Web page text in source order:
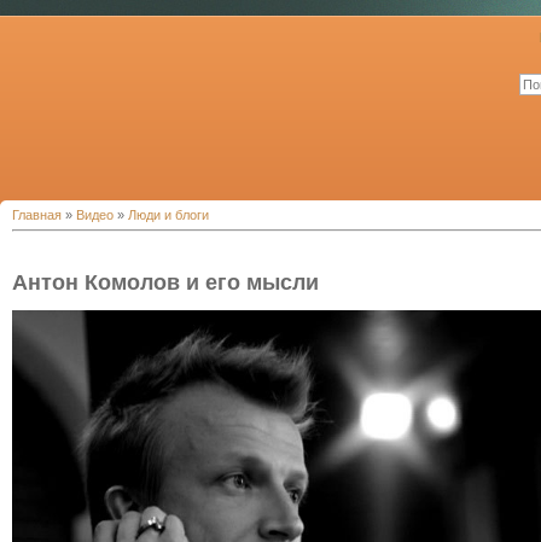
Главная » Видео » Люди и блоги
Антон Комолов и его мысли